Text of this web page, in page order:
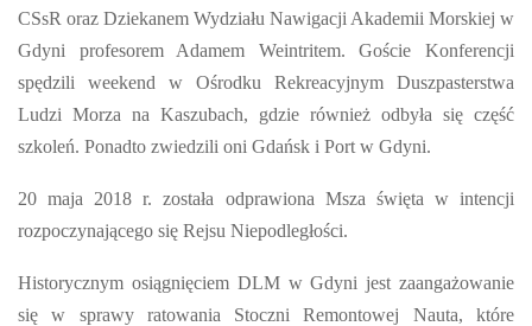
CSsR oraz Dziekanem Wydziału Nawigacji Akademii Morskiej w
Gdyni profesorem Adamem Weintritem. Goście Konferencji
spędzili weekend w Ośrodku Rekreacyjnym Duszpasterstwa
Ludzi Morza na Kaszubach, gdzie również odbyła się część
szkoleń. Ponadto zwiedzili oni Gdańsk i Port w Gdyni.
20 maja 2018 r. została odprawiona Msza święta w intencji
rozpoczynającego się Rejsu Niepodległości.
Historycznym osiągnięciem DLM w Gdyni jest zaangażowanie
się w sprawy ratowania Stoczni Remontowej Nauta, które